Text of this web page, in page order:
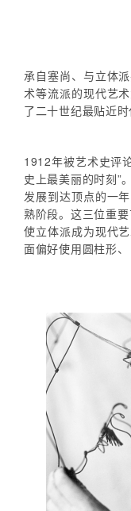
承自塞尚、与立体
术等流派的现代艺
了二十世纪最贴近时
1912年被艺术史评
史上最美丽的时刻”
发展到达顶点的一
熟阶段。这三位重
使立体派成为现代
面偏好使用圆柱形、